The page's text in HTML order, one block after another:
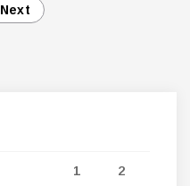
Next
1 2